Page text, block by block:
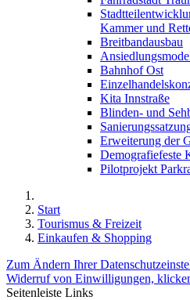
Kammer und
Breitbandausbau
Bahnhof Ost
Kita Innstraße
Blinden- und
Erweiterung der
Demografiefeste
Pilotprojekt
Start
Tourismus & Freizeit
Einkaufen & Shopping
Zum Ändern Ihrer
Widerruf von Einwilligungen,
Seitenleiste Links